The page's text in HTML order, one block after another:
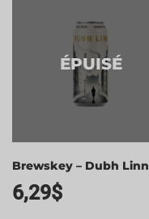
ÉPUISÉ
Brewskey – Dubh Linn
6,29$